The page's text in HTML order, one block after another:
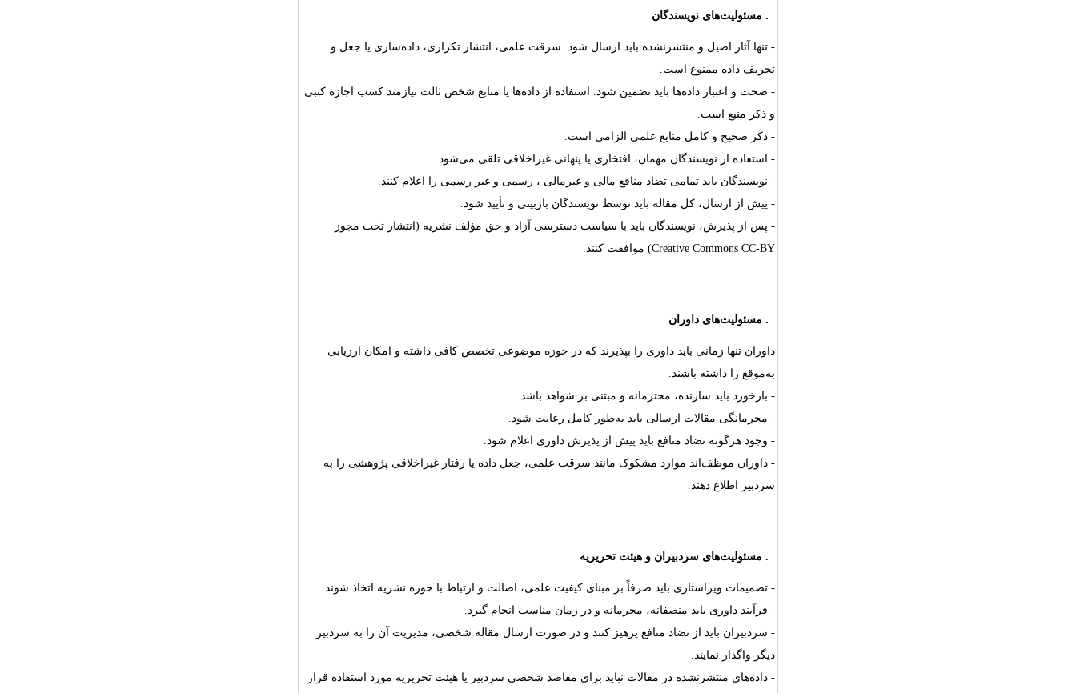
مسئولیت‌های نویسندگان
- تنها آثار اصیل و منتشرنشده باید ارسال شود. سرقت علمی، انتشار تکراری، داده‌سازی یا جعل و
تحریف داده ممنوع است.
- صحت و اعتبار داده‌ها باید تضمین شود. استفاده از داده‌ها یا منابع شخص ثالث نیازمند کسب اجازه کتبی
و ذکر منبع است.
- ذکر صحیح و کامل منابع علمی الزامی است.
- استفاده از نویسندگان مهمان، افتخاری یا پنهانی غیراخلاقی تلقی می‌شود.
- نویسندگان باید تمامی تضاد منافع مالی و غیرمالی ، رسمی و غیر رسمی را اعلام کنند.
- پیش از ارسال، کل مقاله باید توسط نویسندگان بازبینی و تأیید شود.
- پس از پذیرش، نویسندگان باید با سیاست دسترسی آزاد و حق مؤلف نشریه (انتشار تحت مجوز
Creative Commons CC-BY) موافقت کنند.
مسئولیت‌های داوران
داوران تنها زمانی باید داوری را بپذیرند که در حوزه موضوعی تخصص کافی داشته و امکان ارزیابی
به‌موقع را داشته باشند.
- بازخورد باید سازنده، محترمانه و مبتنی بر شواهد باشد.
- محرمانگی مقالات ارسالی باید به‌طور کامل رعایت شود.
- وجود هرگونه تضاد منافع باید پیش از پذیرش داوری اعلام شود.
- داوران موظف‌اند موارد مشکوک مانند سرقت علمی، جعل داده یا رفتار غیراخلاقی پژوهشی را به
سردبیر اطلاع دهند.
مسئولیت‌های سردبیران و هیئت تحریریه
- تصمیمات ویراستاری باید صرفاً بر مبنای کیفیت علمی، اصالت و ارتباط با حوزه نشریه اتخاذ شوند.
- فرآیند داوری باید منصفانه، محرمانه و در زمان مناسب انجام گیرد.
- سردبیران باید از تضاد منافع پرهیز کنند و در صورت ارسال مقاله شخصی، مدیریت آن را به سردبیر
دیگر واگذار نمایند.
- داده‌های منتشرنشده در مقالات نباید برای مقاصد شخصی سردبیر یا هیئت تحریریه مورد استفاده قرار